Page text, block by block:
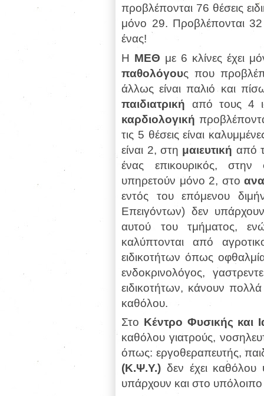
προβλέπονται 76 θέσεις
μόνο 29. Προβλέπονται 32
ένας!
Η ΜΕΘ με 6 κλίνες έχει
παθολόγους που
άλλως είναι παλιό και
παιδιατρική από τους 4
καρδιολογική
τις 5 θέσεις είναι
είναι 2, στη μαιευτική από
ένας επικουρικός, στην
υπηρετούν μόνο 2, στο
εντός του επόμενου
Επειγόντων) δεν
αυτού του τμήματος,
καλύπτονται από
ειδικοτήτων όπως
ενδοκρινολόγος,
ειδικοτήτων, κάνουν
καθόλου.
Στο Κέντρο Φυσικής και
καθόλου γιατρούς,
όπως: εργοθεραπευτής,
(Κ.Ψ.Υ.) δεν έχει καθόλου
υπάρχουν και στο